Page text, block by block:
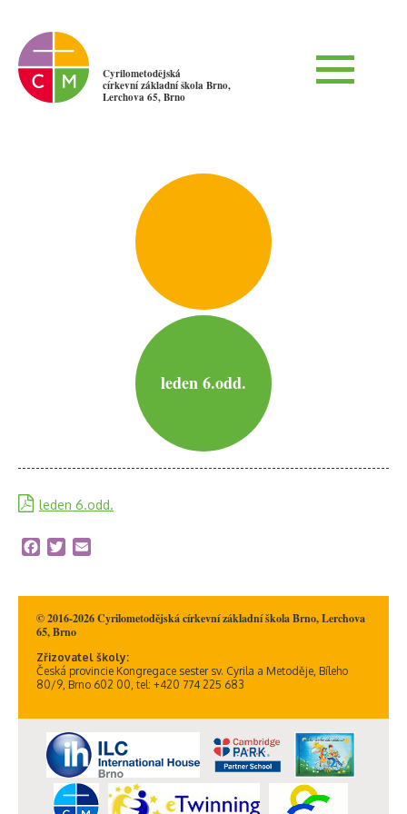
Cyrilometodějská
církevní základní škola Brno,
Lerchova 65, Brno
leden 6.odd.
leden 6.odd.
Facebook
Twitter
© 2016-2026 Cyrilometodějská církevní základní škola Brno, Lerchova
65, Brno
Zřizovatel školy:
Česká provincie Kongregace sester sv. Cyrila a Metoděje, Bíleho
80/9, Brno 602 00, tel: +420 774 225 683